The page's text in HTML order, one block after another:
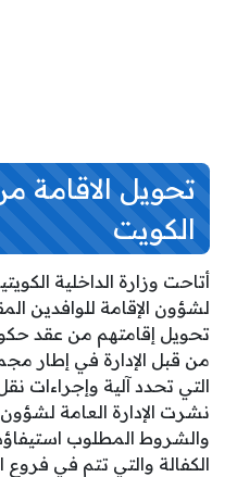
تحويل
الكويت
أتاحت وزارة الداخلية
لشؤون الإقامة للوافدين
تحويل إقامتهم من عقد
من قبل الإدارة في إطار
التي تحدد آلية وإجراءات
نشرت الإدارة العامة
والشروط المطلوب
الكفالة والتي تتم في فروع